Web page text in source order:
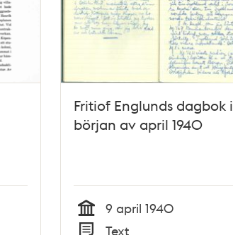
Fritiof Englunds dagbok i
början av april 1940
Tid
9 april 1940
Text